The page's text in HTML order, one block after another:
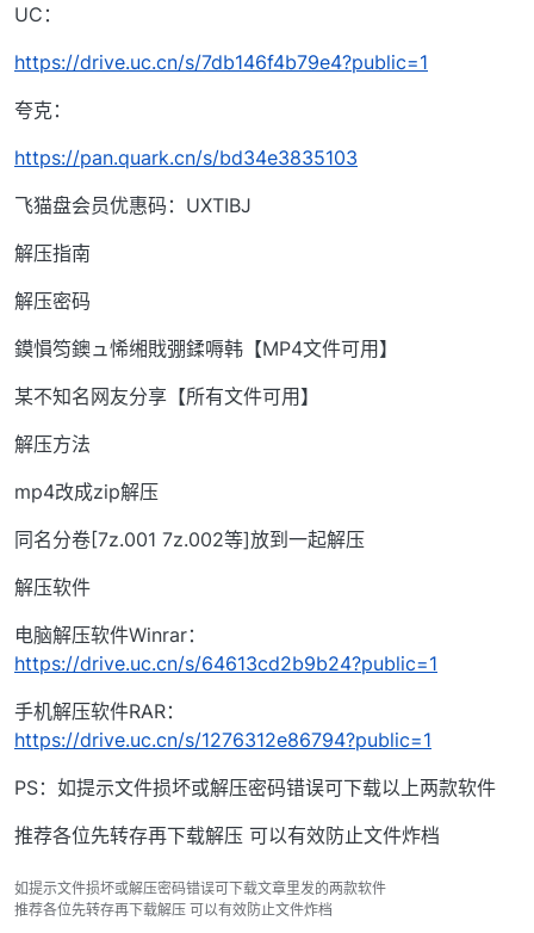
UC：
https://drive.uc.cn/s/7db146f4b79e4?public=1
夸克：
https://pan.quark.cn/s/bd34e3835103
飞猫盘会员优惠码：UXTIBJ
解压指南
解压密码
鏌愪笉鐭ュ悕缃戝弸鍒嗕韩【MP4文件可用】
某不知名网友分享【所有文件可用】
解压方法
mp4改成zip解压
同名分卷[7z.001 7z.002等]放到一起解压
解压软件
电脑解压软件Winrar：
https://drive.uc.cn/s/64613cd2b9b24?public=1
手机解压软件RAR：
https://drive.uc.cn/s/1276312e86794?public=1
PS：如提示文件损坏或解压密码错误可下载以上两款软件
推荐各位先转存再下载解压 可以有效防止文件炸档
如提示文件损坏或解压密码错误可下载文章里发的两款软件
推荐各位先转存再下载解压 可以有效防止文件炸档